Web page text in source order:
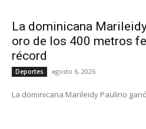
La dominicana
oro de los 400 metros
récord
Deportes agosto 6, 2026
La dominicana Marileidy Paulino